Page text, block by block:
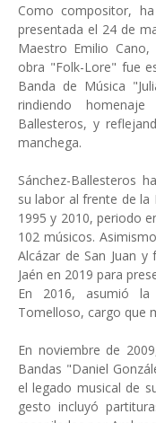
Como compositor,
presentada el 24 de
Maestro Emilio
obra "Folk-Lore" fue
Banda de Música
rindiendo
Ballesteros, y
manchega. ​
Sánchez-Ballesteros
su labor al frente de la
1995 y 2010, periodo
102 músicos.
Alcázar de San Juan
Jaén en 2019 para
En 2016, asumió
Tomelloso, cargo que
En noviembre de
Bandas "Daniel
el legado musical de
gesto incluyó